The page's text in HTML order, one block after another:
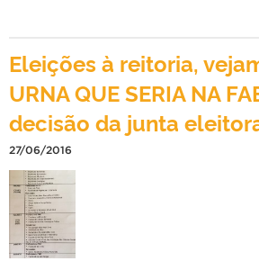
Eleições à reitoria,
URNA QUE SERIA NA
decisão da junta
27/06/2016